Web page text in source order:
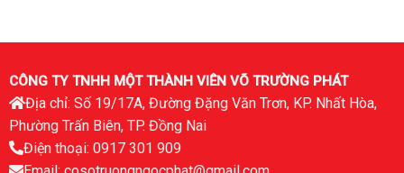
CÔNG TY TNHH MỘT THÀNH VIÊN VÕ TRƯỜNG PHÁT
Địa chỉ: Số 19/17A, Đường Đặng Văn Trơn, KP. Nhất Hòa,
Phường Trấn Biên, TP. Đồng Nai
Điện thoại: 0917 301 909